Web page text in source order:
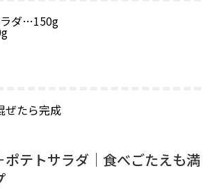
ダ…150g
ぜたら完成
ポテトサラダ｜食べごたえも満